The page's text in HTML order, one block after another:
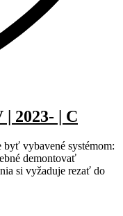
2023- | C
vybavené systémom:
demontovať
si vyžaduje rezať do